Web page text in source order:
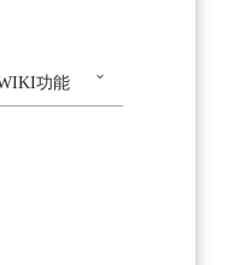
功能